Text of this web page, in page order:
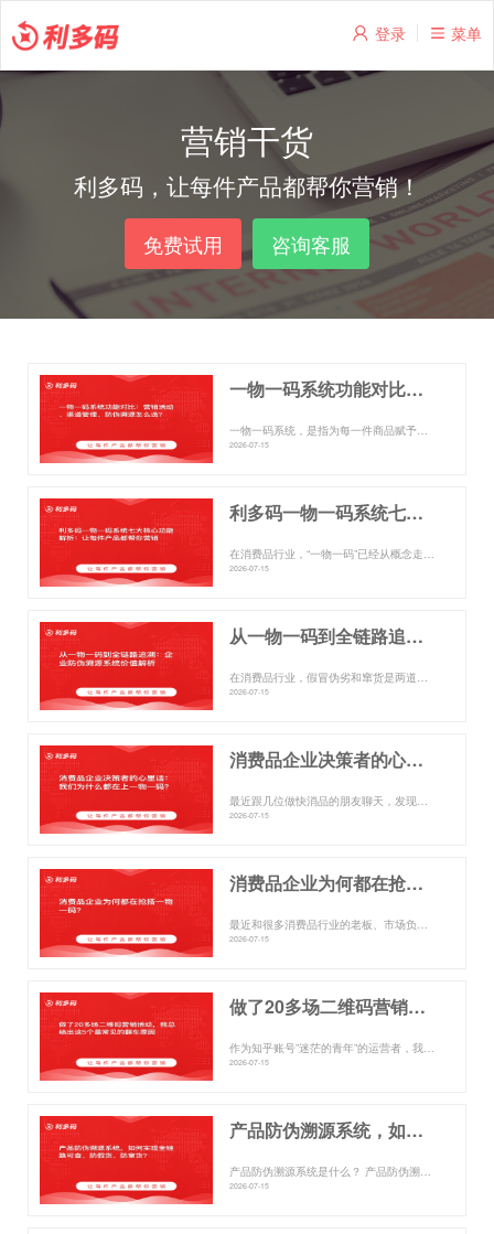
菜单
登录
营销干货
利多码，让每件产品都帮你营销！
免费试用 咨询客服
一物一码系统功能对比：营销活动、渠道管理、防伪溯源怎么选？
一物一码系统，是指为每一件商品赋予唯一身份标识码，从而实现消费者营销、渠道流向管控和产品防伪溯源的数字化管理平台。...
2026-07-15
利多码一物一码系统七大核心功能解析：让每件产品都帮你营销
在消费品行业，“一物一码”已经从概念走向落地，成为品牌连接消费者、管控渠道、沉淀数据的关键技术手段。通过为每件产品...
2026-07-15
从一物一码到全链路追溯：企业防伪溯源系统价值解析
在消费品行业，假冒伪劣和窜货是两道长期难解的题。前者直接损害品牌声誉和消费者信任，后者则打乱渠道价格体系、侵蚀经销...
2026-07-15
消费品企业决策者的心里话：我们为什么都在上一物一码？
最近跟几位做快消品的朋友聊天，发现一个有意思的现象——不管做饮料的、做零食的，还是做日化用品的，大家茶余饭后聊的，...
2026-07-15
消费品企业为何都在抢搭一物一码？
最近和很多消费品行业的老板、市场负责人聊天，大家几乎都在聊同一个词：一物一码。 好像一夜之间，从零食饮料到日化用品...
2026-07-15
做了20多场二维码营销活动，我总结出这5个最常见的翻车原因
作为知乎账号”迷茫的青年”的运营者，我近期接了不少消费品企业关于二维码营销的咨询。很多企业主兴致勃勃地扫码发红包，...
2026-07-15
产品防伪溯源系统，如何实现全链路可查、防假货、防窜货？
产品防伪溯源系统是什么？ 产品防伪溯源系统，是指为每一件最小销售单元赋予唯一数字身份码（通常是一物一码二维码），并...
2026-07-15